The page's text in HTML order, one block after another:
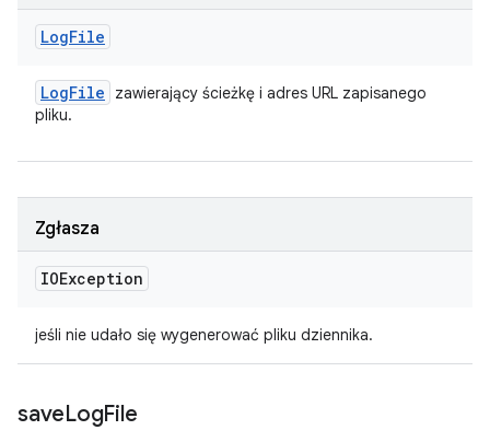
LogFile
LogFile
zawierający ścieżkę i adres URL zapisanego
pliku.
Zgłasza
IOException
jeśli nie udało się wygenerować pliku dziennika.
saveLogFile